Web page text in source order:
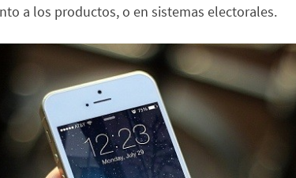
a los productos, o en sistemas electorales.